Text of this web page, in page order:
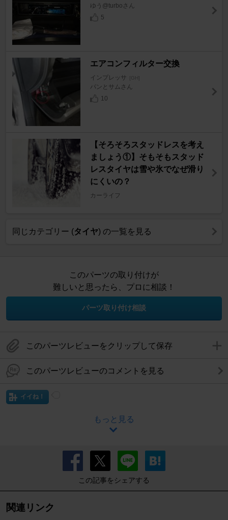
ゆう@turboさん
5
エアコンフィルター交換
インプレッサ [GH]
パンとサムさん
10
【そろそろスタッドレスを考え
ましょう①】そもそもスタッド
レスタイヤは雪や氷でなぜ滑り
にくいの？
カーライフ
同じカテゴリー (タイヤ) の一覧を見る
このパーツの取り付けが
難しいと思ったら、プロに相談！
パーツ取り付け相談
このパーツレビューをクリップして保存
このパーツレビューのコメントを見る
イイね！
もっと見る
この記事をシェアする
関連リンク